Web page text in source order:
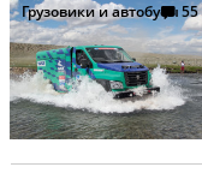
Грузовики и автобусы55